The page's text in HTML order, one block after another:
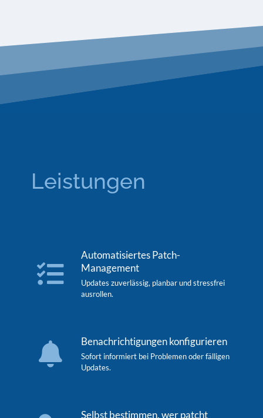
Leistungen
Automatisiertes Patch-
Management
Updates zuverlässig, planbar und stressfrei
ausrollen.
Benachrichtigungen konfigurieren
Sofort informiert bei Problemen oder fälligen
Updates.
Selbst bestimmen, wer patcht